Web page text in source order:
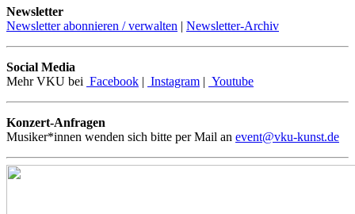
Newsletter
Newsletter abonnieren / verwalten | Newsletter-Archiv
Social Media
Mehr VKU bei Facebook | Instagram | Youtube
Konzert-Anfragen
Musiker*innen wenden sich bitte per Mail an event@vku-kunst.de